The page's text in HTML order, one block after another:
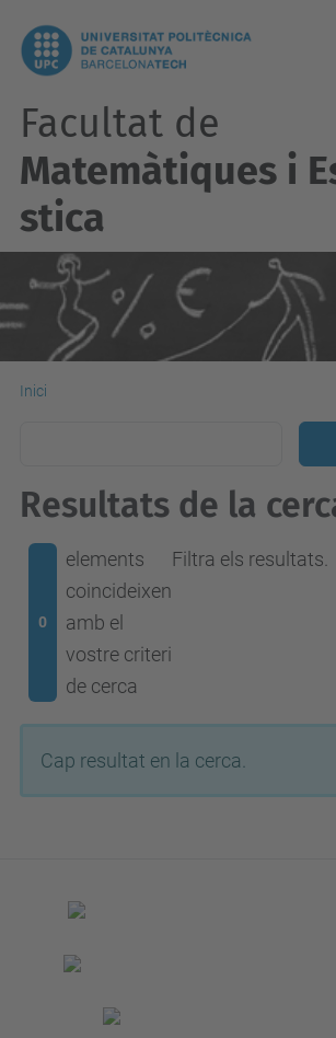
Facultat de
Matemàtiques i
stica
Inici
Resultats de la
0
elements
coincideixen
amb el
vostre criteri
de cerca
Filtra els resultats.
Cap resultat en la cerca.